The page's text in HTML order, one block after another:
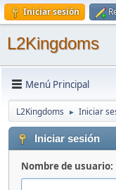
Iniciar sesión
L2Kingdoms
Menú Principal
L2Kingdoms ► Iniciar
Iniciar sesión
Nombre de usuario: